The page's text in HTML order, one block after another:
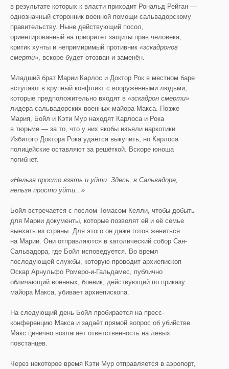
в результате которых к власти приходит Рональд Рейган —
однозначный сторонник военной помощи сальвадорскому
правительству. Ныне действующий посол,
ориентированный на приоритет защиты прав человека,
критик хунты и непримиримый противник «эскадронов
смерти», вскоре будет отозван и заменён.
Младший брат Марии Карлос и Доктор Рок в местном баре
вступают в крупный конфликт с вооружёнными людьми,
которые предположительно входят в «эскадрон смерти»
лидера сальвадорских военных майора Макса. Позже
Мария, Бойл и Кэти Мур находят Карлоса и Рока
в тюрьме — за то, что у них якобы изъяли наркотики.
Избитого Доктора Рока удаётся выкупить, но Карлоса
полицейские оставляют за решёткой. Вскоре юноша
погибнет.
«Нельзя просто взять и уйти. Здесь, в Сальвадоре,
нельзя просто уйти...»
Бойл встречается с послом Томасом Келли, чтобы добыть
для Марии документы, которые позволят ей и её семье
выехать из страны. Для этого он даже готов жениться
на Марии. Они отправляются в католический собор Сан-
Сальвадора, где Бойл исповедуется. Во время
последующей службы, которую проводит архиепископ
Оскар Арнульфо Ромеро-и-Гальдамес, публично
обличающий военных, боевик, действующий по приказу
майора Макса, убивает архиепископа.
На следующий день Бойл пробирается на пресс-
конференцию Макса и задаёт прямой вопрос об убийстве.
Макс цинично возлагает ответственность на левых
повстанцев.
Через некоторое время Кэти Мур отправляется в аэропорт,